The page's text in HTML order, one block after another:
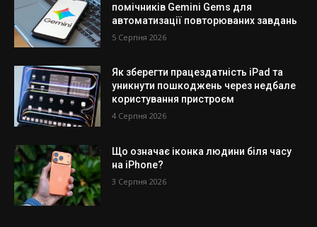
помічників Gemini Gems для
автоматизації повторюваних завдань
5 Серпня 2026
Як зберегти працездатність iPad та
уникнути пошкоджень через недбале
користування пристроєм
4 Серпня 2026
Що означає іконка людини біля часу
на iPhone?
3 Серпня 2026